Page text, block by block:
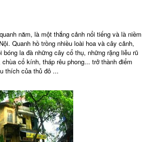
năm, là một thắng cảnh nổi tiếng và là niềm
Quanh hồ trồng nhiều loài hoa và cây cảnh,
bóng la đà những cây cổ thụ, những rặng liễu rũ
cổ kính, tháp rêu phong... trở thành điểm
thích của thủ đô ...